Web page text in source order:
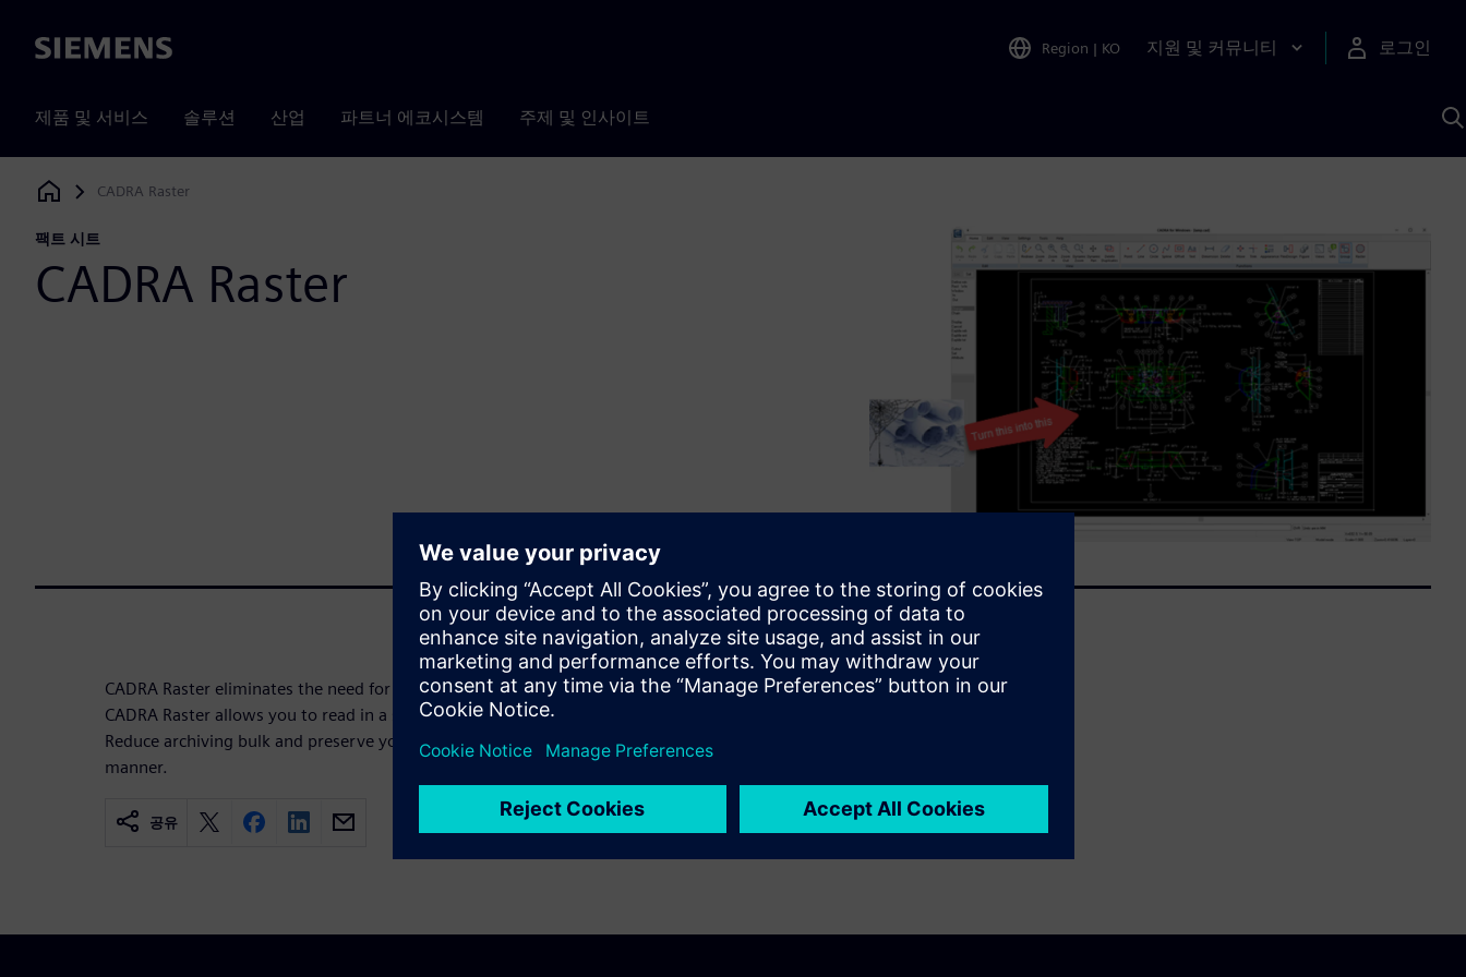
Siemens Region | KO 지원 및 커뮤니티 로그인
제품 및 서비스 솔루션 산업 파트너 에코시스템 주제 및 인사이트
Siemens Digital Industries Software
CADRA Raster
팩트 시트
CADRA Raster
CADRA Raster eliminates the need for manual recreation of old paper drawings.
CADRA Raster allows you to read in a scanned drawing and then vectorize it.
Reduce archiving bulk and preserve your legacy data in a more cost-effective
manner.
공유